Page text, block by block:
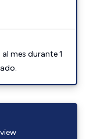
mes durante 1